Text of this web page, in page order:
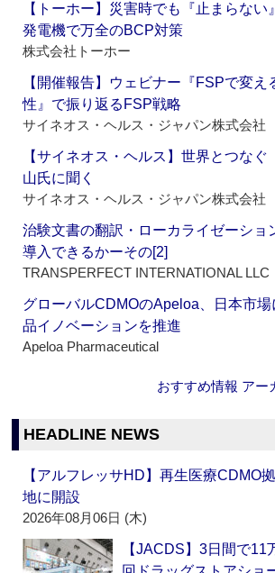
【トーホー】災害時でも『止まらな
発電機で万全のBCP対策
株式会社トーホー
【開催報告】ウェビナー『FSPで変
性』で振り返るFSP戦略
サイネオス・ヘルス・ジャパン株式会社
【サイネオス・ヘルス】世界とつな
山氏に聞く
サイネオス・ヘルス・ジャパン株式会社
治験文書の翻訳・ローカライゼーショ
導入できるかーその[2]
TRANSPERFECT INTERNATIONAL LLC
グローバルCDMOのApeloa、日本市
品イノベーションを推進
Apeloa Pharmaceutical
おすすめ情報 アー
HEADLINE NEWS
【アルフレッサHD】再生医療CDMO
地に開設
2026年08月06日 (木)
【JACDS】3日間で11